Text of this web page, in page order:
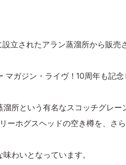
立されたアラン蒸溜所から販売
ガジン・ライヴ！10周年も記念
所という有名なスコッチグレー
ーホグスヘッドの空き樽を、さ
わいとなっています。